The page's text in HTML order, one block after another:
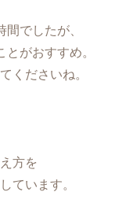
でしたが、
がおすすめ。
くださいね。
方を
ています。